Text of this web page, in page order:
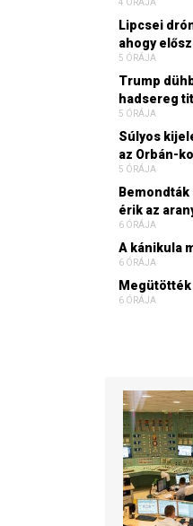
4 ÓRÁJA
Lipcsei
ahogy
5 ÓRÁJA
Trump
hadsereg
5 ÓRÁJA
Súlyos
az Orbán-
5 ÓRÁJA
érik az
6 ÓRÁJA
A kánikula
6 ÓRÁJA
6 ÓRÁJA